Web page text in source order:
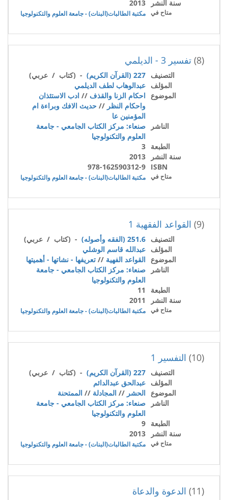
سنة النشر 2013
متاح في مكتبة الطالبات(البنات) - جامعة العلوم والتكنولوجيا
(8) تفسير 3 - الديلمي
التصنيف 227 (القرآن الكريم)
- (كتاب / عربي)
المؤلف عبدالوهاب لطف الديلمي
الموضوع احكام الزنا والقذف // ادب الاستئذان
واحكام النظر // حديث الافك وبراءة ام
المؤمنين عا
الناشر
صنعاء: مركز الكتاب الجامعي - جامعة
العلوم والتكنولوجيا
الطبعة 3
سنة النشر
2013
ISBN
978-162590312-9
متاح في مكتبة الطالبات(البنات) - جامعة العلوم والتكنولوجيا
(9) القواعد الفقهية 1
التصنيف 251.6 (الفقه وأصوله)
- (كتاب / عربي)
المؤلف عبدالله قاسم الوشلي
الموضوع القواعد الفهية // تعريفها - نشاتها - أهميتها
الناشر
صنعاء: مركز الكتاب الجامعي - جامعة
العلوم والتكنولوجيا
الطبعة
11
سنة النشر
2011
متاح في مكتبة الطالبات(البنات) - جامعة العلوم والتكنولوجيا
(10) التفسير 1
التصنيف 227 (القرآن الكريم)
- (كتاب / عربي)
المؤلف عبدالحق عبدالدائم
الموضوع الحشر // المجادلة // الممتحنة
الناشر
صنعاء: مركز الكتاب الجامعي - جامعة
العلوم والتكنولوجيا
الطبعة 9
سنة النشر
2013
متاح في مكتبة الطالبات(البنات) - جامعة العلوم والتكنولوجيا
(11) الدعوة والدعاة